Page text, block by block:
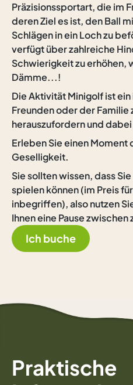
Präzisionssportart, die im
deren Ziel es ist, den Ball
Schlägen in ein Loch zu
verfügt über zahlreiche
Schwierigkeit zu erhöhen,
Dämme...!
Die Aktivität Minigolf ist
Freunden oder der Familie
herauszufordern und dabei
Erleben Sie einen Moment
Geselligkeit.
Sie sollten wissen, dass
spielen können (im Preis
inbegriffen), also nutzen
Ihnen eine Pause
Ich buche
Praktische